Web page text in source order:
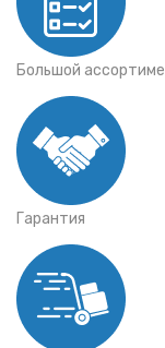
Большой
Гарантия